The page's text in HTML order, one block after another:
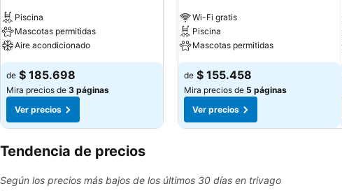
Piscina
Mascotas permitidas
Aire acondicionado
de $ 185.698
Mira precios de 3 páginas
Ver precios
Wi-Fi gratis
Piscina
Mascotas permitidas
de $ 155.458
Mira precios de 5 páginas
Ver precios
Tendencia de precios
Según los precios más bajos de los últimos 30 días en trivago